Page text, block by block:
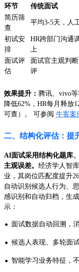
环节
传统面试
简历筛
查
平均3-5天，人
初试安
排
HR跨部门沟通
上
面试评
估
面试官主观判
评
效果提升： 腾讯、vivo
降低62%，HR每月释放
可查）。 可参阅 牛客案
二、结构化评估：提
AI面试采用结构化题库
主观误差。 经济学人智
业，其岗位匹配度提升
自动识别候选人行为、
感识别和自动归档，生
示：
· 面试数据自动回溯，
· 候选人表现、多轮面
· 智能学习业务特征，